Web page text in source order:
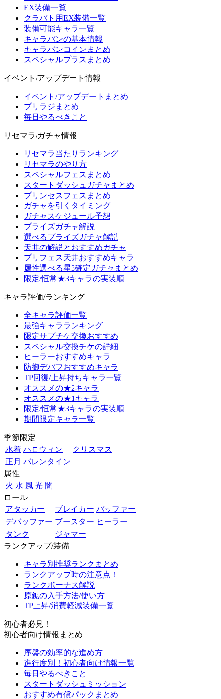
EX装備一覧
クラバト用EX装備一覧
装備可能キャラ一覧
キャラバンの基本情報
キャラバンコインまとめ
スペシャルプラスまとめ
イベント/アップデート情報
イベント/アップデートまとめ
プリラジまとめ
毎日やるべきこと
リセマラ/ガチャ情報
リセマラ当たりランキング
リセマラのやり方
スペシャルフェスまとめ
スタートダッシュガチャまとめ
プリンセスフェスまとめ
ガチャを引くタイミング
ガチャスケジュール予想
プライズガチャ解説
選べるプライズガチャ解説
天井の解説とおすすめガチャ
プリフェス天井おすすめキャラ
属性選べる星3確定ガチャまとめ
限定/恒常★3キャラの実装順
キャラ評価/ランキング
全キャラ評価一覧
最強キャラランキング
限定サプチケ交換おすすめ
スペシャル交換チケの詳細
ヒーラーおすすめキャラ
防御デバフおすすめキャラ
TP回復/上昇持ちキャラ一覧
オススメの★2キャラ
オススメの★1キャラ
限定/恒常★3キャラの実装順
期間限定キャラ一覧
季節限定
水着 ハロウィン
クリスマス
正月 バレンタイン
属性
火 水 風 光 闇
ロール
アタッカー
ブレイカー バッファー
デバッファー ブースター ヒーラー
タンク
ジャマー
ランクアップ/装備
キャラ別推奨ランクまとめ
ランクアップ時の注意点！
ランクボーナス解説
原鉱の入手方法/使い方
TP上昇/消費軽減装備一覧
初心者必見！
初心者向け情報まとめ
序盤の効率的な進め方
進行度別！初心者向け情報一覧
毎日やるべきこと
スタートダッシュミッション
おすすめ有償パックまとめ